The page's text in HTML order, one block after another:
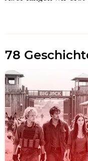
78